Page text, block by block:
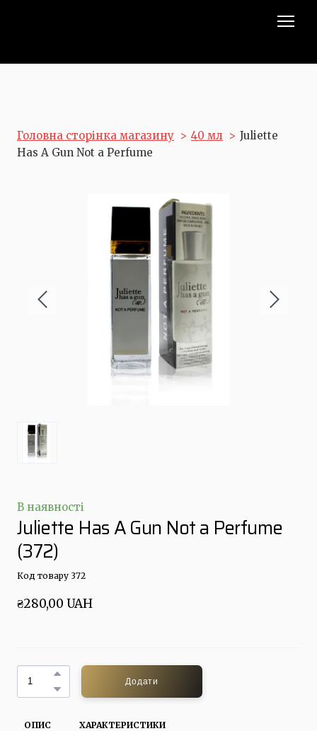
Головна сторінка магазину 40 мл
Juliette
Has A Gun Not a Perfume
В наявності
Juliette Has A Gun Not a Perfume
(372)
Код товару 372
₴280,00 UAH
Додати
ОПИС ХАРАКТЕРИСТИКИ